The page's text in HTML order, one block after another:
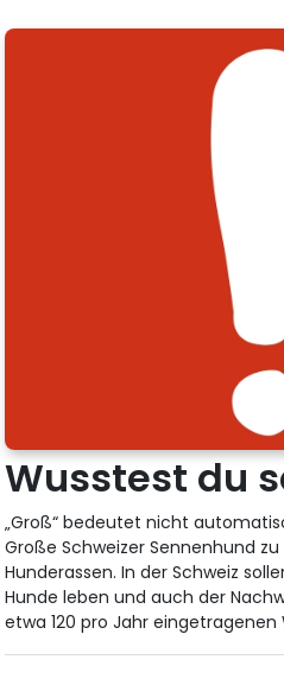
Wusstest du
„Groß“ bedeutet nicht
Große Schweizer Sennenhund
Hunderassen. In der Schweiz
Hunde leben und auch der
etwa 120 pro Jahr eingetragenen